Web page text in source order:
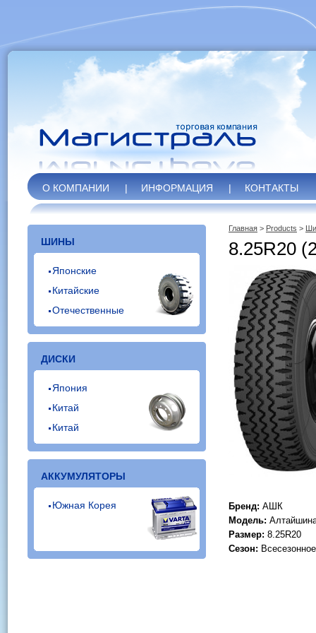
О КОМПАНИИ | ИНФОРМАЦИЯ | КОНТАКТЫ
ШИНЫ
Японские
Китайские
Отечественные
ДИСКИ
Япония
Китай
Китай
АККУМУЛЯТОРЫ
Южная Корея
Главная > Products >
8.25R20
Бренд: АШК
Модель:
Размер: 8.25R20
Сезон: